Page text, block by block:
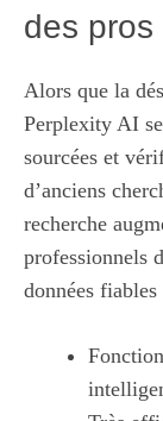
des
Alors que la
Perplexity AI
sourcées et
d’anciens
recherche
professionnels
données fiables